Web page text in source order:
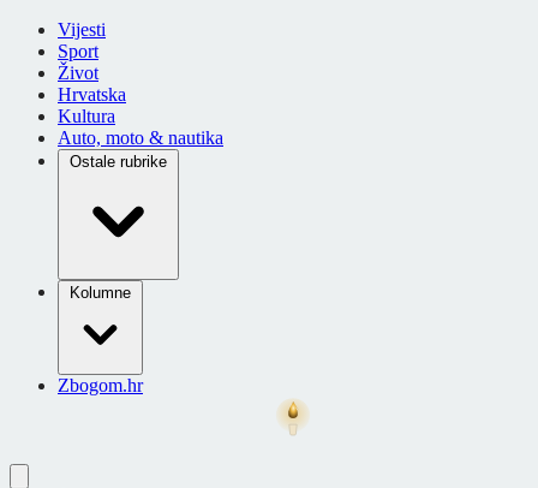
Vijesti
Sport
Život
Hrvatska
Kultura
Auto, moto & nautika
Ostale rubrike
Kolumne
Zbogom.hr